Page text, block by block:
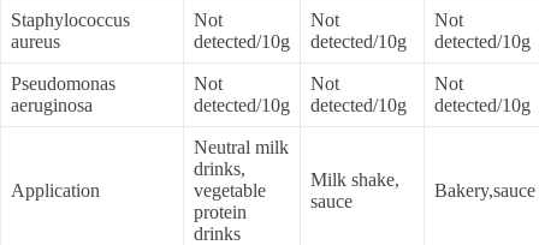
Staphylococcus
aureus
Not
detected/10g
Not
detected/10g
Not
detected/10g
Pseudomonas
aeruginosa
Not
detected/10g
Not
detected/10g
Not
detected/10g
Application
Neutral milk
drinks,
vegetable
protein
drinks
Milk shake,
sauce
Bakery,sauce